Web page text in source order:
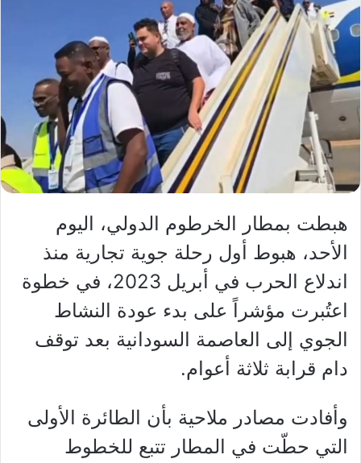
هبطت بمطار الخرطوم الدولي، اليوم
الأحد، هبوط أول رحلة جوية تجارية منذ
اندلاع الحرب في أبريل 2023، في خطوة
اعتُبرت مؤشراً على بدء عودة النشاط
الجوي إلى العاصمة السودانية بعد توقف
دام قرابة ثلاثة أعوام.
وأفادت مصادر ملاحية بأن الطائرة الأولى
التي حطّت في المطار تتبع للخطوط